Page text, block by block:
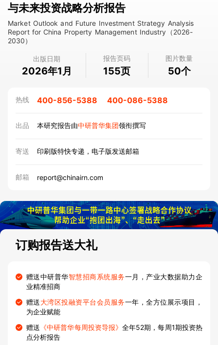
与未来投资战略分析报告
Market Outlook and Future Investment Strategy Analysis
Report for China Property Management Industry（2026-
2030）
出版日期
2026年1月
报告页码
155页
图片数量
50个
热线 400-856-5388 400-086-5388
出品 本研究报告由中研普华集团领衔撰写
寄送 印刷版特快专递，电子版发送邮箱
邮箱 report@chinairn.com
订购报告送大礼
赠送中研普华智慧招商系统服务一月，产业大数据助力企
业精准招商
赠送大湾区投融资平台会员服务一年，全方位展示项目，
为企业赋能
赠送 《中研普华每周投资导报》全年52期，每周1期投资热
点分析报告